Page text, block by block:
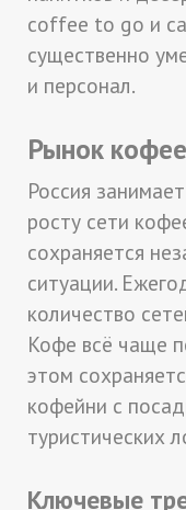
coffee to go и
существенно
и персонал.
Рынок
Россия
росту сети
сохраняется
ситуации.
количество
Кофе всё чаще
этом
кофейни с
туристических
Ключевые